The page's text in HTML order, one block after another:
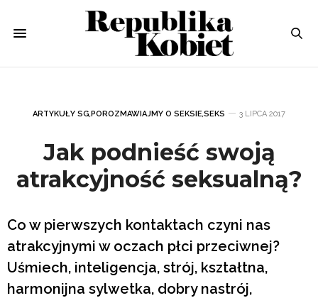
ARTYKUŁY SG,POROZMAWIAJMY O SEKSIE,SEKS 3 LIPCA 2017
Jak podnieść swoją
atrakcyjność seksualną?
Co w pierwszych kontaktach czyni nas
atrakcyjnymi w oczach płci przeciwnej?
Uśmiech, inteligencja, strój, kształtna,
harmonijna sylwetka, dobry nastrój,